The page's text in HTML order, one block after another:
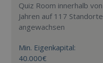
Quiz Room innerhalb
Jahren auf 117
angewachsen
Min. Eigenkapital:
40.000€